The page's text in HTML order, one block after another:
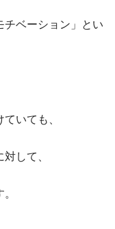
チベーション」とい
いても、
して、